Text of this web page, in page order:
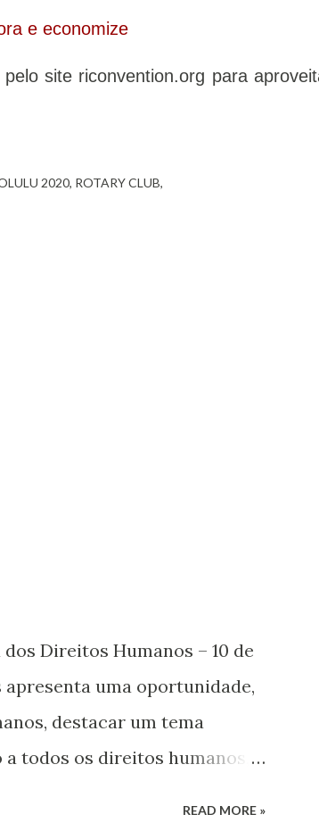
e economize
pelo site riconvention.org para
2020 ROTARY CLUB
Direitos Humanos – 10 de
uma oportunidade,
destacar um tema
todos os direitos humanos,
READ MORE »